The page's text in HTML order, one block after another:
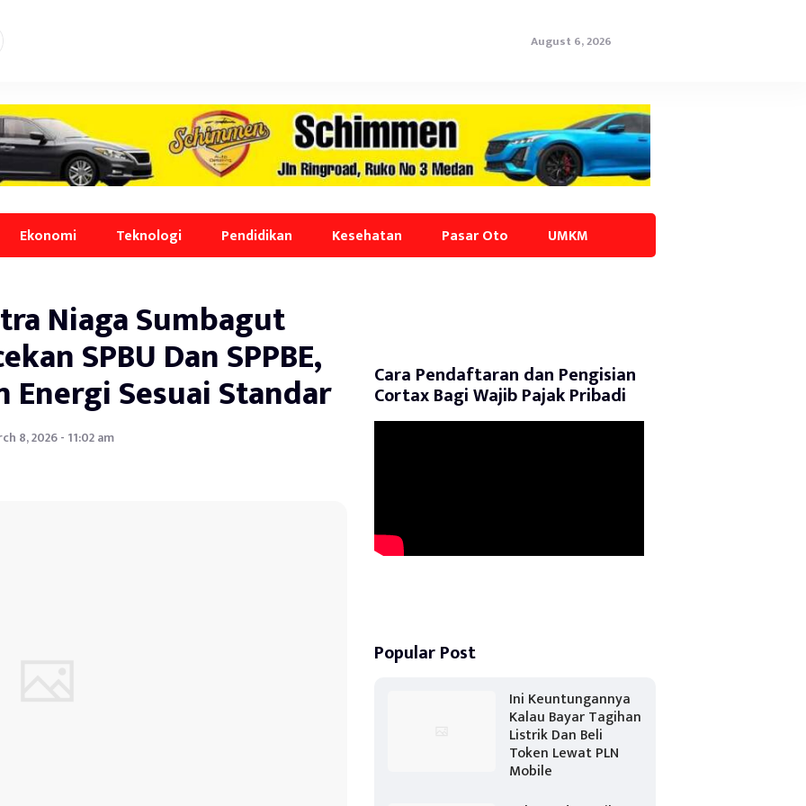
August 6, 2026
Ekonomi Teknologi Pendidikan Kesehatan Pasar Oto UMKM
Niaga Sumbagut
SPBU Dan SPPBE,
Energi Sesuai Standar
8, 2026 - 11:02 am
Cara Pendaftaran dan Pengisian
Cortax Bagi Wajib Pajak Pribadi
Popular Post
Ini Keuntungannya
Kalau Bayar Tagihan
Listrik Dan Beli
Token Lewat PLN
Mobile